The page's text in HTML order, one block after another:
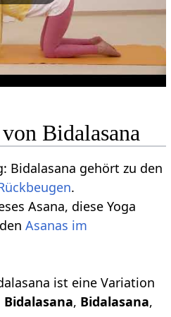
Bidalasana
Bidalasana gehört zu den
.
Asana, diese Yoga
Asanas im
ist eine Variation
Bidalasana, Bidalasana,